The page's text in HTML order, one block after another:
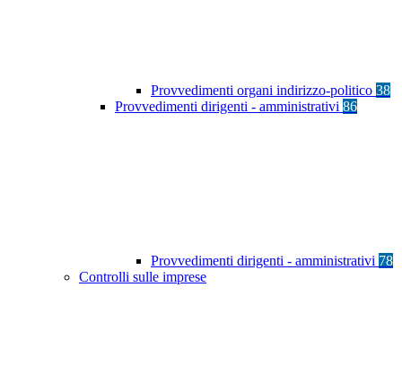
Provvedimenti organi indirizzo-politico 38
Provvedimenti dirigenti - amministrativi 86
Provvedimenti dirigenti - amministrativi 78
Controlli sulle imprese